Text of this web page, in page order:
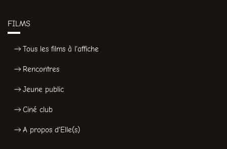
FILMS
Tous les films à l'affiche
Rencontres
Jeune public
Ciné club
A propos d'Elle(s)